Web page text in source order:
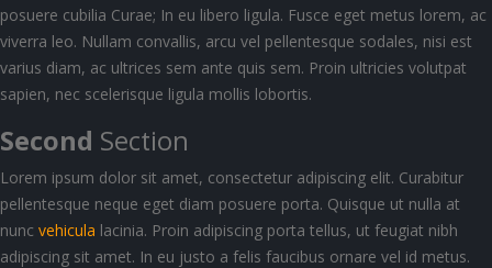
posuere cubilia Curae; In eu libero ligula. Fusce eget metus lorem, ac
viverra leo. Nullam convallis, arcu vel pellentesque sodales, nisi est
varius diam, ac ultrices sem ante quis sem. Proin ultricies volutpat
sapien, nec scelerisque ligula mollis lobortis.
Second Section
Lorem ipsum dolor sit amet, consectetur adipiscing elit. Curabitur
pellentesque neque eget diam posuere porta. Quisque ut nulla at
nunc vehicula lacinia. Proin adipiscing porta tellus, ut feugiat nibh
adipiscing sit amet. In eu justo a felis faucibus ornare vel id metus.